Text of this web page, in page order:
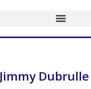
Jimmy Dubrulle